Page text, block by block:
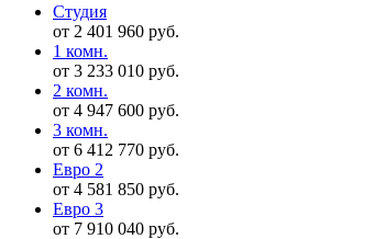
Студия
от 2 401 960 руб.
1 комн.
от 3 233 010 руб.
2 комн.
от 4 947 600 руб.
3 комн.
от 6 412 770 руб.
Евро 2
от 4 581 850 руб.
Евро 3
от 7 910 040 руб.